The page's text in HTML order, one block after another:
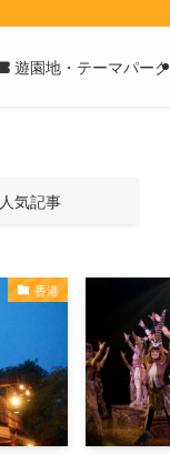
遊園地・テーマパーク
人気記事
香港